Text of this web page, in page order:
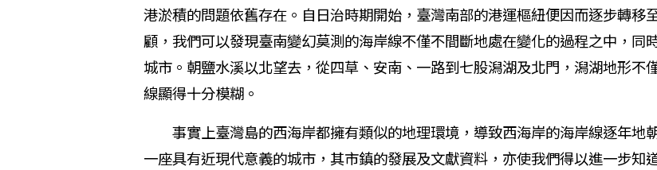
港淤積的問題依舊存在。自日治時期開始，臺灣南部的港運樞紐便因而逐步轉移
顧，我們可以發現臺南變幻莫測的海岸線不僅不間斷地處在變化的過程之中，同
城市。朝鹽水溪以北望去，從四草、安南、一路到七股潟湖及北門，潟湖地形不
線顯得十分模糊。
事實上臺灣島的西海岸都擁有類似的地理環境，導致西海岸的海岸線逐年地
一座具有近現代意義的城市，其市鎮的發展及文獻資料，亦使我們得以進一步知